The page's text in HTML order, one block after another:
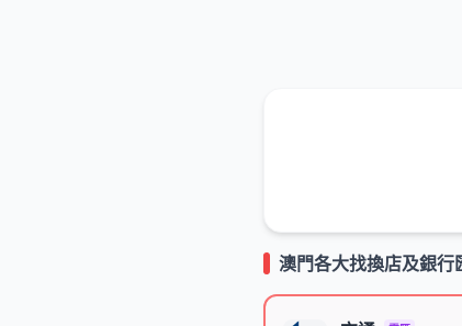
澳門各大找換店及銀行